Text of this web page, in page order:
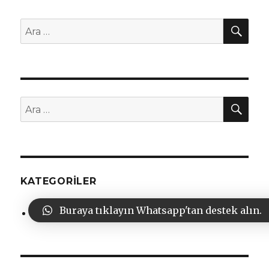
Ara:
Ara:
KATEGORILER
GenelBuraya tıklayın Whatsapp'tan destek alın.